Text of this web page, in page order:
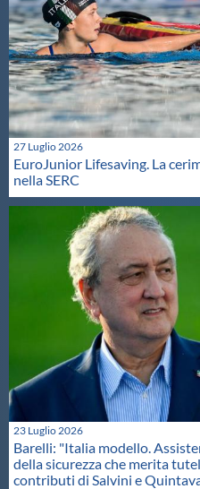
27 Luglio 2026
EuroJunior Lifesaving. La
nella SERC
23 Luglio 2026
Barelli: "Italia modello.
della sicurezza che merita
contributi di Salvini e